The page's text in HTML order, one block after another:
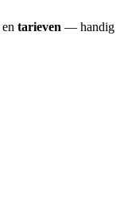
en tarieven — handig